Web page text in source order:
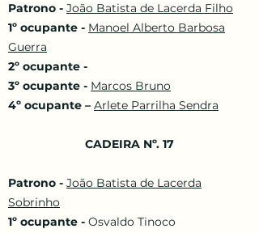
Patrono - João Batista de Lacerda Filho
1º ocupante - Manoel Alberto Barbosa
Guerra
2º ocupante -
3º ocupante - Marcos Bruno
4º ocupante – Arlete Parrilha Sendra
CADEIRA Nº. 17
Patrono - João Batista de Lacerda
Sobrinho
1º ocupante - Osvaldo Tinoco